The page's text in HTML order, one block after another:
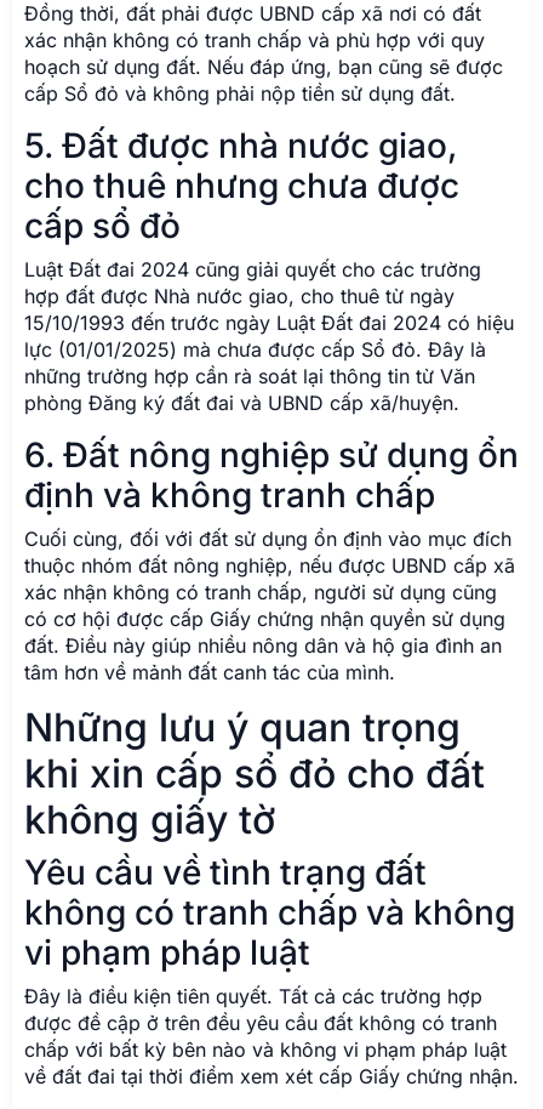
Đồng thời, đất phải được UBND cấp xã nơi có đất
xác nhận không có tranh chấp và phù hợp với quy
hoạch sử dụng đất. Nếu đáp ứng, bạn cũng sẽ được
cấp Sổ đỏ và không phải nộp tiền sử dụng đất.
5. Đất được nhà nước giao,
cho thuê nhưng chưa được
cấp sổ đỏ
Luật Đất đai 2024 cũng giải quyết cho các trường
hợp đất được Nhà nước giao, cho thuê từ ngày
15/10/1993 đến trước ngày Luật Đất đai 2024 có hiệu
lực (01/01/2025) mà chưa được cấp Sổ đỏ. Đây là
những trường hợp cần rà soát lại thông tin từ Văn
phòng Đăng ký đất đai và UBND cấp xã/huyện.
6. Đất nông nghiệp sử dụng ổn
định và không tranh chấp
Cuối cùng, đối với đất sử dụng ổn định vào mục đích
thuộc nhóm đất nông nghiệp, nếu được UBND cấp xã
xác nhận không có tranh chấp, người sử dụng cũng
có cơ hội được cấp Giấy chứng nhận quyền sử dụng
đất. Điều này giúp nhiều nông dân và hộ gia đình an
tâm hơn về mảnh đất canh tác của mình.
Những lưu ý quan trọng
khi xin cấp sổ đỏ cho đất
không giấy tờ
Yêu cầu về tình trạng đất
không có tranh chấp và không
vi phạm pháp luật
Đây là điều kiện tiên quyết. Tất cả các trường hợp
được đề cập ở trên đều yêu cầu đất không có tranh
chấp với bất kỳ bên nào và không vi phạm pháp luật
về đất đai tại thời điểm xem xét cấp Giấy chứng nhận.